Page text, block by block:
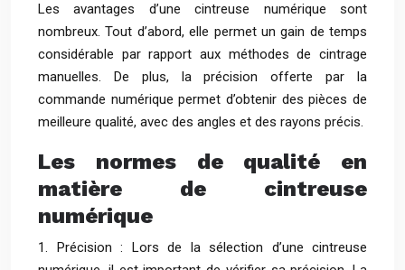
Les avantages d’une cintreuse numérique sont
nombreux. Tout d’abord, elle permet un gain de temps
considérable par rapport aux méthodes de cintrage
manuelles. De plus, la précision offerte par la
commande numérique permet d’obtenir des pièces de
meilleure qualité, avec des angles et des rayons précis.
Les normes de qualité en
matière de cintreuse
numérique
1. Précision : Lors de la sélection d’une cintreuse